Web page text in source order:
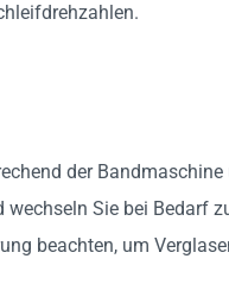
der
Sie bei Bedarf
beachten, um